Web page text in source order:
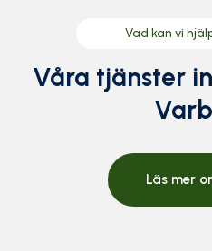
Vad kan vi
Våra tjänster
Läs mer